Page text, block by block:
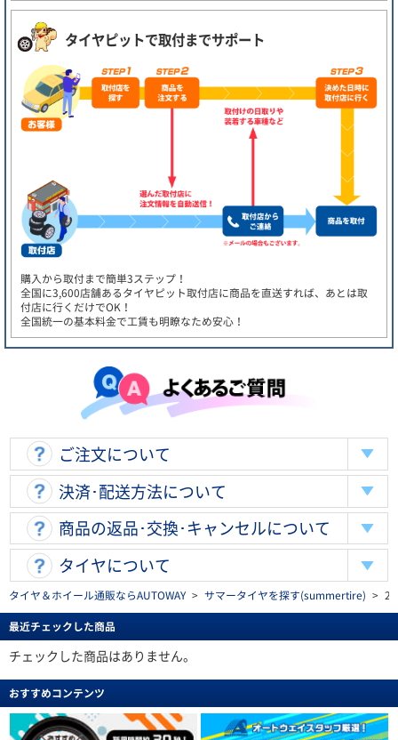
タイヤピットで取付までサポート
購入から取付まで簡単3ステップ！
全国に3,600店舗あるタイヤピット取付店に商品を直送すれば、あとは取
付店に行くだけでOK！
全国統一の基本料金で工賃も明瞭なため安心！
ご注文について
決済･配送方法について
商品の返品･交換･キャンセルについて
タイヤについて
タイヤ＆ホイール通販ならAUTOWAY > サマータイヤを探す(summertire) >
最近チェックした商品
チェックした商品はありません。
おすすめコンテンツ